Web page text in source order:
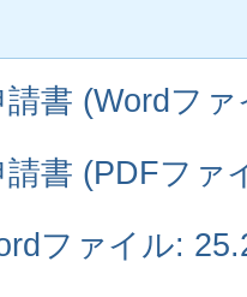
書 (Wordフ
書 (PDFファ
ファイル: